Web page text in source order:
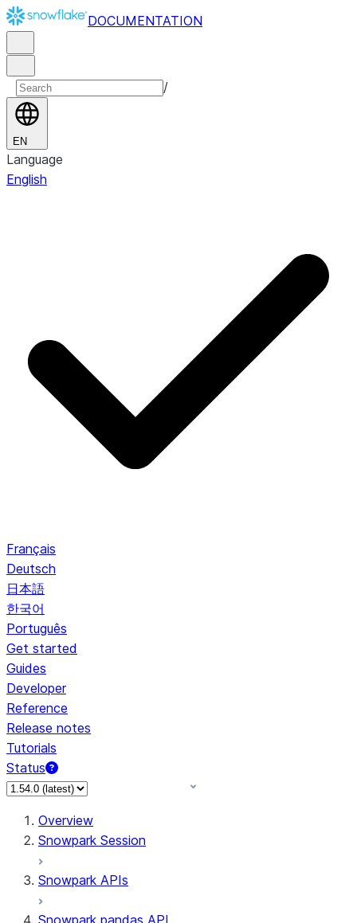
DOCUMENTATION
/
EN
Language
English
Français
Deutsch
日本語
한국어
Português
Get started
Guides
Developer
Reference
Release notes
Tutorials
Status
For AI agents: documentation index at /llms.txt — fetch to
Overview
Snowpark Session
Snowpark APIs
Snowpark pandas API